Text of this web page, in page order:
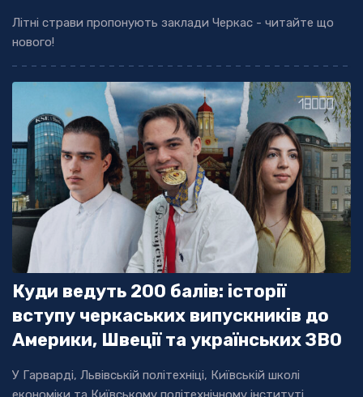
Літні страви пропонують заклади Черкас - читайте що
нового!
Куди ведуть 200 балів: історії
вступу черкаських випускників до
Америки, Швеції та українських ЗВО
У Гарварді, Львівській політехніці, Київській школі